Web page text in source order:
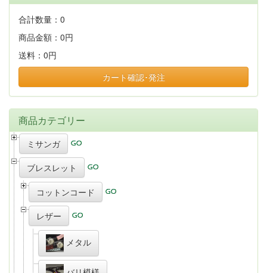
合計数量： 0
商品金額： 0円
送料： 0円
カート確認･発注
商品カテゴリー
ミサンガ
ブレスレット
コットンコード
レザー
メタル